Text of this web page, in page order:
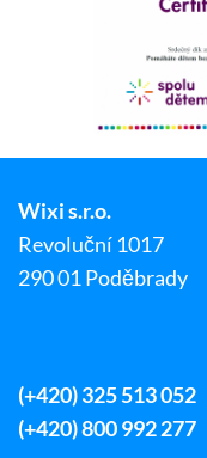
Wixi s.r.o.
Revoluční 1017
290 01 Poděbrady
(+420) 325 513 052
(+420) 800 992 277